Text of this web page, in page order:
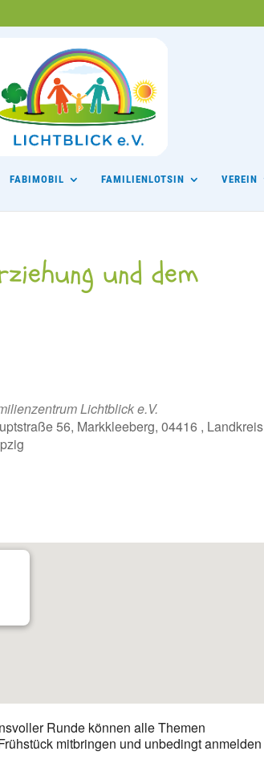
FABIMOBIL FAMILIENLOTSIN VEREIN
und dem
Lichtblick e.V.
56, Markkleeberg, 04416 , Landkreis
Runde können alle Themen
mitbringen und unbedingt anmelden